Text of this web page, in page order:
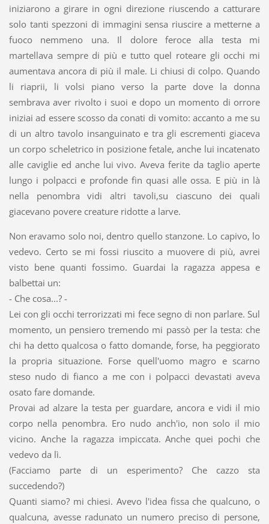
iniziarono a girare in ogni direzione riuscendo a catturare
solo tanti spezzoni di immagini sensa riuscire a metterne a
fuoco nemmeno una. Il dolore feroce alla testa mi
martellava sempre di più e tutto quel roteare gli occhi mi
aumentava ancora di più il male. Li chiusi di colpo. Quando
li riaprii, li volsi piano verso la parte dove la donna
sembrava aver rivolto i suoi e dopo un momento di orrore
iniziai ad essere scosso da conati di vomito: accanto a me su
di un altro tavolo insanguinato e tra gli escrementi giaceva
un corpo scheletrico in posizione fetale, anche lui incatenato
alle caviglie ed anche lui vivo. Aveva ferite da taglio aperte
lungo i polpacci e profonde fin quasi alle ossa. E più in là
nella penombra vidi altri tavoli,su ciascuno dei quali
giacevano povere creature ridotte a larve.
Non eravamo solo noi, dentro quello stanzone. Lo capivo, lo
vedevo. Certo se mi fossi riuscito a muovere di più, avrei
visto bene quanti fossimo. Guardai la ragazza appesa e
balbettai un:
- Che cosa...? -
Lei con gli occhi terrorizzati mi fece segno di non parlare. Sul
momento, un pensiero tremendo mi passò per la testa: che
chi ha detto qualcosa o fatto domande, forse, ha peggiorato
la propria situazione. Forse quell'uomo magro e scarno
steso nudo di fianco a me con i polpacci devastati aveva
osato fare domande.
Provai ad alzare la testa per guardare, ancora e vidi il mio
corpo nella penombra. Ero nudo anch'io, non solo il mio
vicino. Anche la ragazza impiccata. Anche quei pochi che
vedevo da lì.
(Facciamo parte di un esperimento? Che cazzo sta
succedendo?​)
Quanti siamo? mi chiesi. Avevo l'idea fissa che qualcuno, o
qualcuna, avesse radunato un numero preciso di persone,